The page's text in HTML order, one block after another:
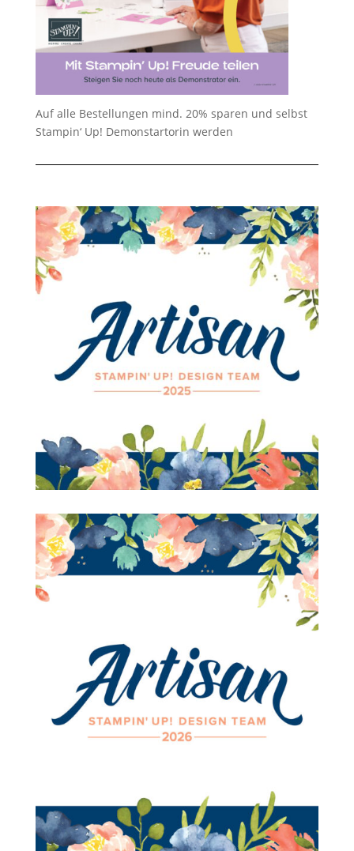
Auf alle Bestellungen mind. 20% sparen und selbst
Stampin‘ Up! Demonstartorin werden